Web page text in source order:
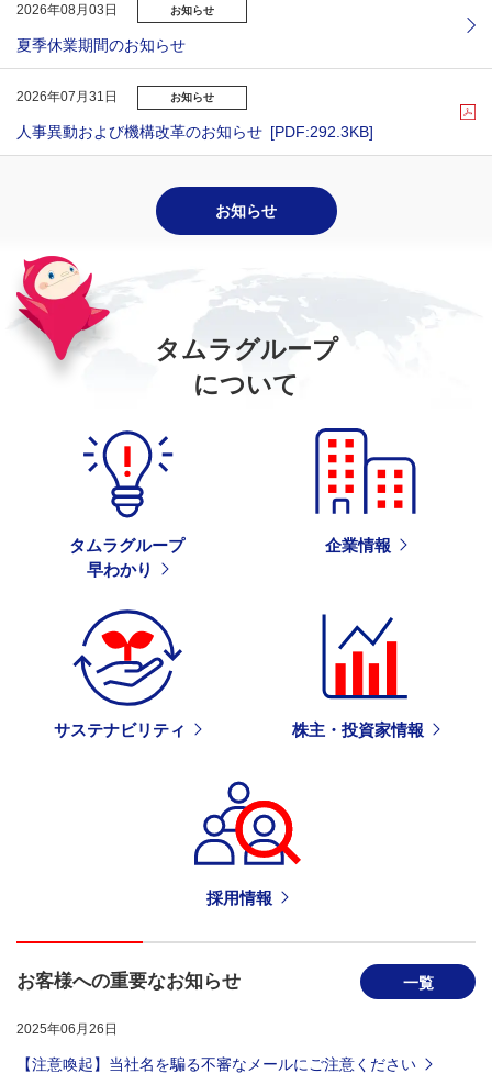
2026年08月03日 お知らせ
夏季休業期間のお知らせ
2026年07月31日 お知らせ
人事異動および機構改革のお知らせ [PDF:292.3KB]
お知らせ
タムラグループ
について
タムラグループ
早わかり
企業情報
サステナビリティ 株主・投資家情報
採用情報
お客様への重要なお知らせ 一覧
2025年06月26日
【注意喚起】当社名を騙る不審なメールにご注意ください